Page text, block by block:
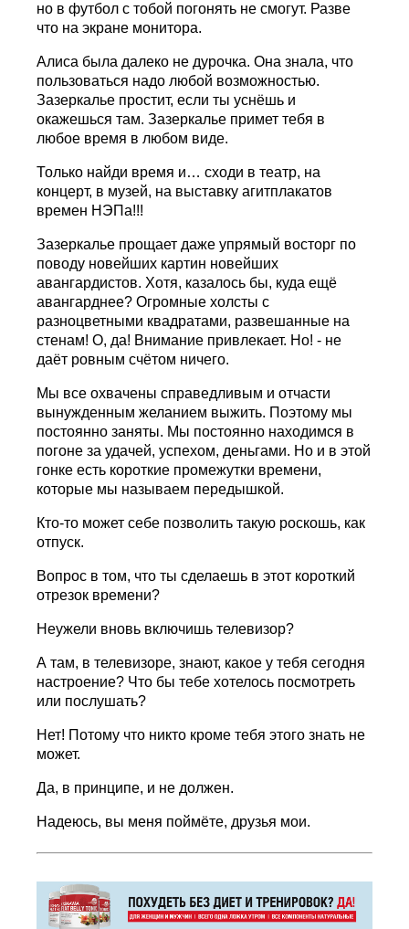
но в футбол с тобой погонять не смогут. Разве
что на экране монитора.
Алиса была далеко не дурочка. Она знала, что
пользоваться надо любой возможностью.
Зазеркалье простит, если ты уснёшь и
окажешься там. Зазеркалье примет тебя в
любое время в любом виде.
Только найди время и… сходи в театр, на
концерт, в музей, на выставку агитплакатов
времен НЭПа!!!
Зазеркалье прощает даже упрямый восторг по
поводу новейших картин новейших
авангардистов. Хотя, казалось бы, куда ещё
авангарднее? Огромные холсты с
разноцветными квадратами, развешанные на
стенам! О, да! Внимание привлекает. Но! - не
даёт ровным счётом ничего.
Мы все охвачены справедливым и отчасти
вынужденным желанием выжить. Поэтому мы
постоянно заняты. Мы постоянно находимся в
погоне за удачей, успехом, деньгами. Но и в этой
гонке есть короткие промежутки времени,
которые мы называем передышкой.
Кто-то может себе позволить такую роскошь, как
отпуск.
Вопрос в том, что ты сделаешь в этот короткий
отрезок времени?
Неужели вновь включишь телевизор?
А там, в телевизоре, знают, какое у тебя сегодня
настроение? Что бы тебе хотелось посмотреть
или послушать?
Нет! Потому что никто кроме тебя этого знать не
может.
Да, в принципе, и не должен.
Надеюсь, вы меня поймёте, друзья мои.